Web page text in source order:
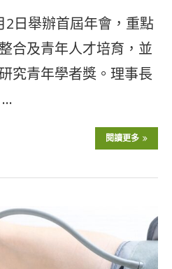
2日舉辦首屆年會，重點
合及青年人才培育，並
究青年學者獎。理事長
…
閱讀更多